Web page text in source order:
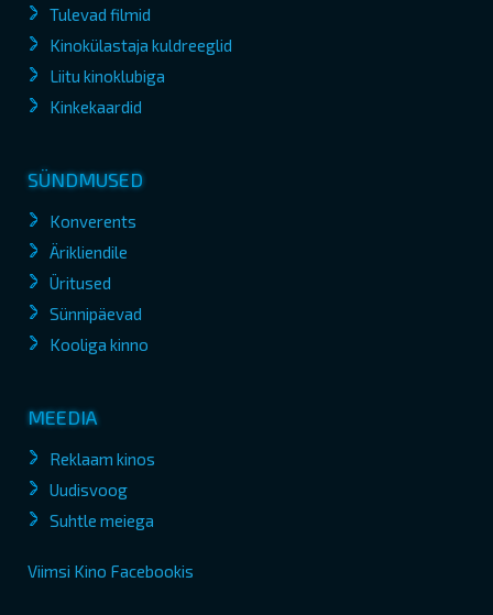
Tulevad filmid
Kinokülastaja kuldreeglid
Liitu kinoklubiga
Kinkekaardid
SÜNDMUSED
Konverents
Ärikliendile
Üritused
Sünnipäevad
Kooliga kinno
MEEDIA
Reklaam kinos
Uudisvoog
Suhtle meiega
Viimsi Kino Facebookis